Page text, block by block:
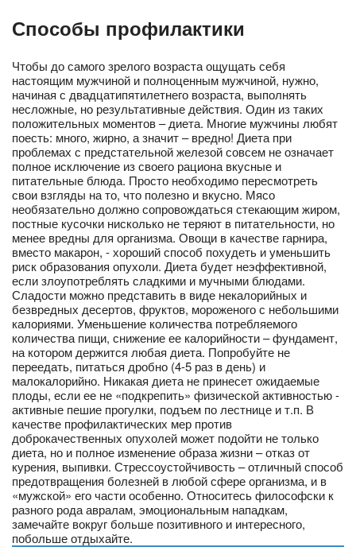
Способы профилактики
Чтобы до самого зрелого возраста ощущать себя
настоящим мужчиной и полноценным мужчиной, нужно,
начиная с двадцатипятилетнего возраста, выполнять
несложные, но результативные действия. Один из таких
положительных моментов – диета. Многие мужчины любят
поесть: много, жирно, а значит – вредно! Диета при
проблемах с предстательной железой совсем не означает
полное исключение из своего рациона вкусные и
питательные блюда. Просто необходимо пересмотреть
свои взгляды на то, что полезно и вкусно. Мясо
необязательно должно сопровождаться стекающим жиром,
постные кусочки нисколько не теряют в питательности, но
менее вредны для организма. Овощи в качестве гарнира,
вместо макарон, - хороший способ похудеть и уменьшить
риск образования опухоли. Диета будет неэффективной,
если злоупотреблять сладкими и мучными блюдами.
Сладости можно представить в виде некалорийных и
безвредных десертов, фруктов, мороженого с небольшими
калориями. Уменьшение количества потребляемого
количества пищи, снижение ее калорийности – фундамент,
на котором держится любая диета. Попробуйте не
переедать, питаться дробно (4-5 раз в день) и
малокалорийно. Никакая диета не принесет ожидаемые
плоды, если ее не «подкрепить» физической активностью -
активные пешие прогулки, подъем по лестнице и т.п. В
качестве профилактических мер против
доброкачественных опухолей может подойти не только
диета, но и полное изменение образа жизни – отказ от
курения, выпивки. Стрессоустойчивость – отличный способ
предотвращения болезней в любой сфере организма, и в
«мужской» его части особенно. Относитесь философски к
разного рода авралам, эмоциональным нападкам,
замечайте вокруг больше позитивного и интересного,
побольше отдыхайте.